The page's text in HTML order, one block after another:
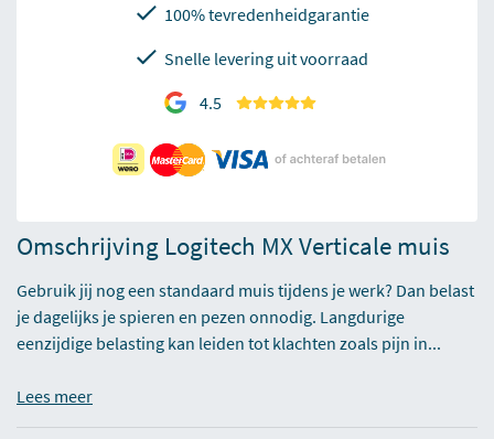
100% tevredenheidgarantie
Snelle levering uit voorraad
4.5
Omschrijving Logitech MX Verticale muis
Gebruik jij nog een standaard muis tijdens je werk? Dan belast
je dagelijks je spieren en pezen onnodig. Langdurige
eenzijdige belasting kan leiden tot klachten zoals pijn in...
Lees meer